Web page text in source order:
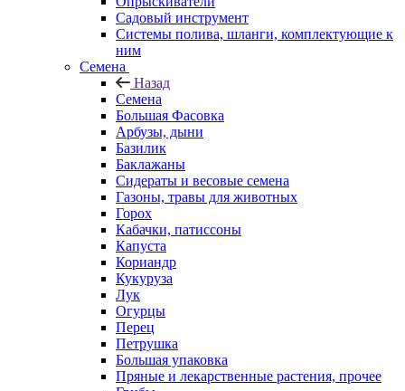
Садовый инструмент
Системы полива, шланги, комплектующие к
ним
Семена
Назад
Семена
Большая Фасовка
Арбузы, дыни
Базилик
Баклажаны
Сидераты и весовые семена
Газоны, травы для животных
Горох
Кабачки, патиссоны
Капуста
Кориандр
Кукуруза
Лук
Огурцы
Перец
Петрушка
Большая упаковка
Пряные и лекарственные растения, прочее